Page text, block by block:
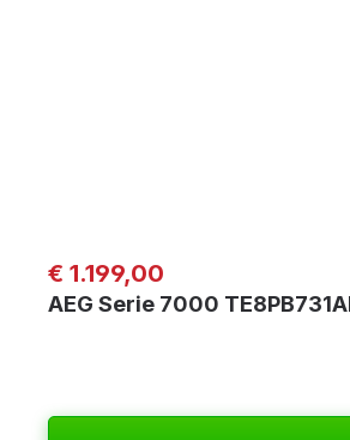
Regulärer Preis:
€ 1.199,00
AEG Serie 7000